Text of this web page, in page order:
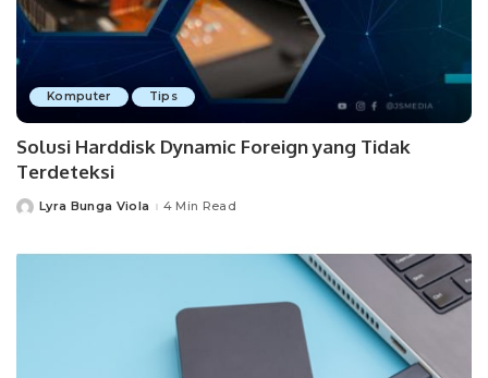
Komputer Tips
Solusi Harddisk Dynamic Foreign yang Tidak
Terdeteksi
PostedLyra Bunga Viola 4 Min Read